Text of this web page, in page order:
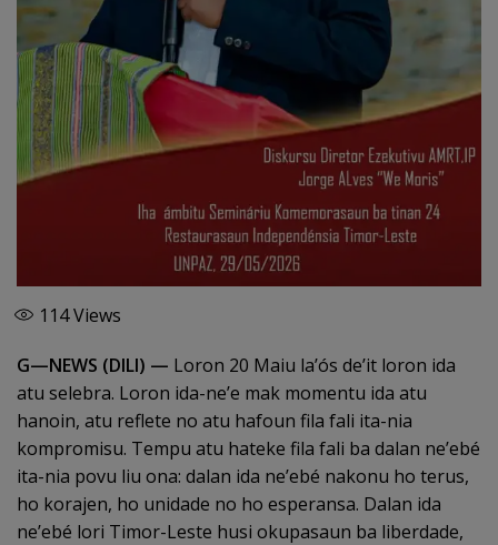
114Views
G—NEWS (DILI) — Loron 20 Maiu la’ós de’it loron ida
atu selebra. Loron ida-ne’e mak momentu ida atu
hanoin, atu reflete no atu hafoun fila fali ita-nia
kompromisu. Tempu atu hateke fila fali ba dalan ne’ebé
ita-nia povu liu ona: dalan ida ne’ebé nakonu ho terus,
ho korajen, ho unidade no ho esperansa. Dalan ida
ne’ebé lori Timor-Leste husi okupasaun ba liberdade,